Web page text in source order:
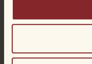
Telefon
Bådmærke